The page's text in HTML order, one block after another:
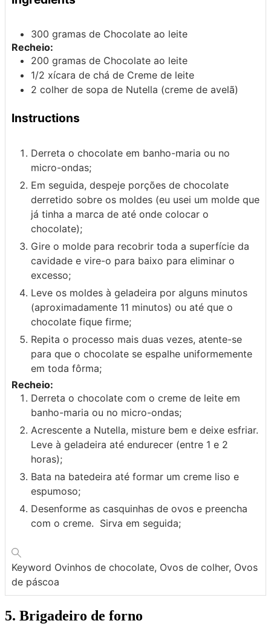
300 gramas de Chocolate ao leite
Recheio:
200 gramas de Chocolate ao leite
1/2 xícara de chá de Creme de leite
2 colher de sopa de Nutella (creme de avelã)
Instructions
Derreta o chocolate em banho-maria ou no
micro-ondas;
Em seguida, despeje porções de chocolate
derretido sobre os moldes (eu usei um molde que
já tinha a marca de até onde colocar o
chocolate);
Gire o molde para recobrir toda a superfície da
cavidade e vire-o para baixo para eliminar o
excesso;
Leve os moldes à geladeira por alguns minutos
(aproximadamente 11 minutos) ou até que o
chocolate fique firme;
Repita o processo mais duas vezes, atente-se
para que o chocolate se espalhe uniformemente
em toda fôrma;
Recheio:
Derreta o chocolate com o creme de leite em
banho-maria ou no micro-ondas;
Acrescente a Nutella, misture bem e deixe esfriar.
Leve à geladeira até endurecer (entre 1 e 2
horas);
Bata na batedeira até formar um creme liso e
espumoso;
Desenforme as casquinhas de ovos e preencha
com o creme. Sirva em seguida;
Keyword Ovinhos de chocolate, Ovos de colher, Ovos
de páscoa
5. Brigadeiro de forno